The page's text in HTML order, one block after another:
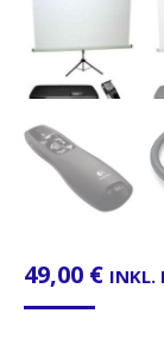
49,00 € INKL.